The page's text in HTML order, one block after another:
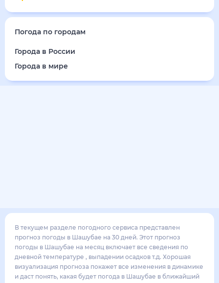
Погода по городам
Города в России
Города в мире
В текущем разделе погодного сервиса представлен
прогноз погоды в Шашубае на 30 дней. Этот прогноз
погоды в Шашубае на месяц включает все сведения по
дневной температуре , выпадении осадков т.д. Хорошая
визуализация прогноза покажет все изменения в динамике
и даст понять, какая будет погода в Шашубае в ближайший